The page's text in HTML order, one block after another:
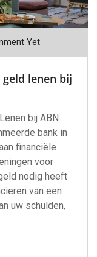
Yet
lenen bij
bij ABN
bank in
financiële
voor
nodig heeft
van een
uw schulden,